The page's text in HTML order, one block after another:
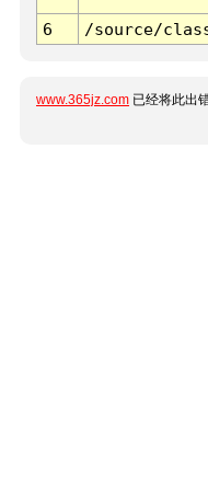
6 /source/
www.365jz.com 已经将此出